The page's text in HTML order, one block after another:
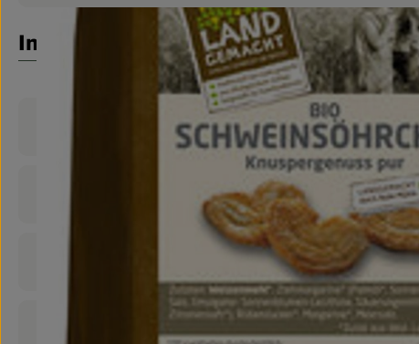
Info
Produktinformationen